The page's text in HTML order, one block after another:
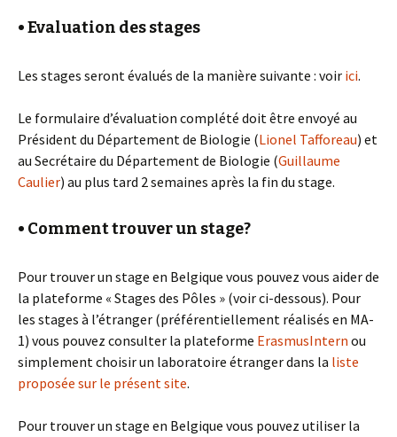
• Evaluation des stages
Les stages seront évalués de la manière suivante : voir ici.
Le formulaire d’évaluation complété doit être envoyé au
Président du Département de Biologie (Lionel Tafforeau) et
au Secrétaire du Département de Biologie (Guillaume
Caulier) au plus tard 2 semaines après la fin du stage.
• Comment trouver un stage?
Pour trouver un stage en Belgique vous pouvez vous aider de
la plateforme « Stages des Pôles » (voir ci-dessous). Pour
les stages à l’étranger (préférentiellement réalisés en MA-
1) vous pouvez consulter la plateforme ErasmusIntern ou
simplement choisir un laboratoire étranger dans la liste
proposée sur le présent site.
Pour trouver un stage en Belgique vous pouvez utiliser la